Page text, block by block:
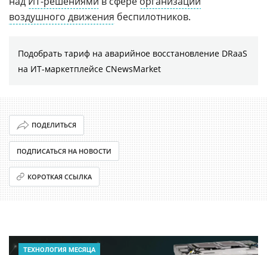
воздушного движения беспилотников.
Подобрать тариф на аварийное восстановление DRaaS
на ИТ-маркетплейсе CNewsMarket
ПОДЕЛИТЬСЯ
ПОДПИСАТЬСЯ НА НОВОСТИ
КОРОТКАЯ ССЫЛКА
ТЕХНОЛОГИЯ МЕСЯЦА